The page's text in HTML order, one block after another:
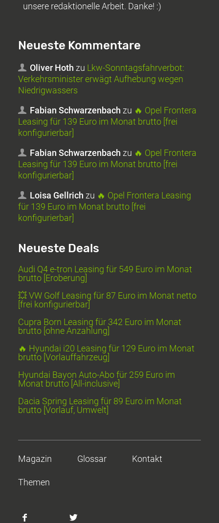
unsere redaktionelle Arbeit. Danke! :)
Neueste Kommentare
Oliver Hoth zu Lkw-Sonntagsfahrverbot:
Verkehrsminister erwägt Aufhebung wegen
Niedrigwassers
Fabian Schwarzenbach zu 🔥 Opel Frontera
Leasing für 139 Euro im Monat brutto [frei
konfigurierbar]
Fabian Schwarzenbach zu 🔥 Opel Frontera
Leasing für 139 Euro im Monat brutto [frei
konfigurierbar]
Loisa Gellrich zu 🔥 Opel Frontera Leasing
für 139 Euro im Monat brutto [frei
konfigurierbar]
Neueste Deals
Audi Q4 e-tron Leasing für 549 Euro im Monat
brutto [Eroberung]
💥 VW Golf Leasing für 87 Euro im Monat netto
[frei konfigurierbar]
Cupra Born Leasing für 342 Euro im Monat
brutto [ohne Anzahlung]
🔥 Hyundai i20 Leasing für 129 Euro im Monat
brutto [Vorlauffahrzeug]
Hyundai Bayon Auto-Abo für 259 Euro im
Monat brutto [All-inclusive]
Dacia Spring Leasing für 89 Euro im Monat
brutto [Vorlauf, Umwelt]
Magazin Glossar Kontakt
Themen